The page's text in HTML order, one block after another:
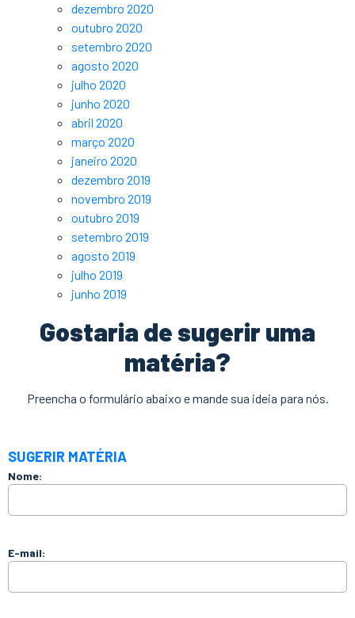
dezembro 2020
outubro 2020
setembro 2020
agosto 2020
julho 2020
junho 2020
abril 2020
março 2020
janeiro 2020
dezembro 2019
novembro 2019
outubro 2019
setembro 2019
agosto 2019
julho 2019
junho 2019
Gostaria de sugerir uma
matéria?
Preencha o formulário abaixo e mande sua ideia para nós.
SUGERIR MATÉRIA
Nome:
E-mail: